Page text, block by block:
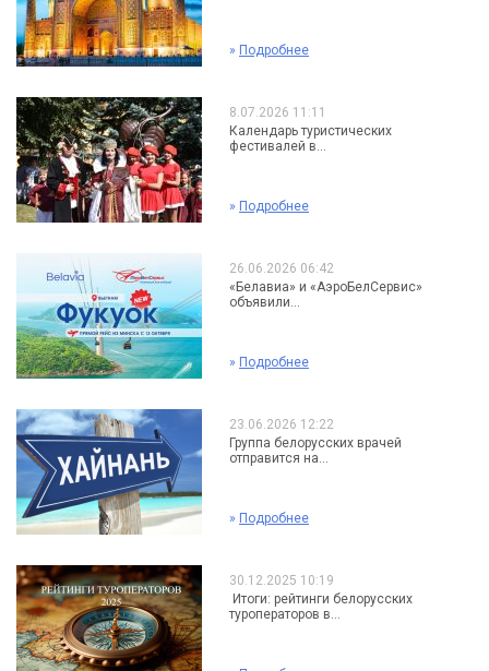
» Подробнее
8.07.2026 11:11
Календарь туристических
фестивалей в...
» Подробнее
26.06.2026 06:42
«Белавиа» и «АэроБелСервис»
объявили...
» Подробнее
23.06.2026 12:22
Группа белорусских врачей
отправится на...
» Подробнее
30.12.2025 10:19
Итоги: рейтинги белорусских
туроператоров в...